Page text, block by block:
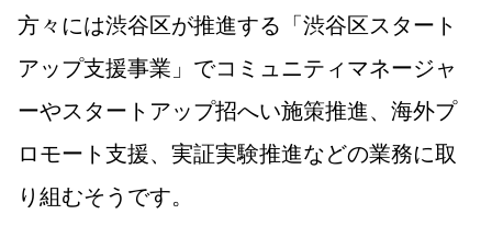
方々には渋谷区が推進する「渋谷区スタート
アップ支援事業」でコミュニティマネージャ
ーやスタートアップ招へい施策推進、海外プ
ロモート支援、実証実験推進などの業務に取
り組むそうです。